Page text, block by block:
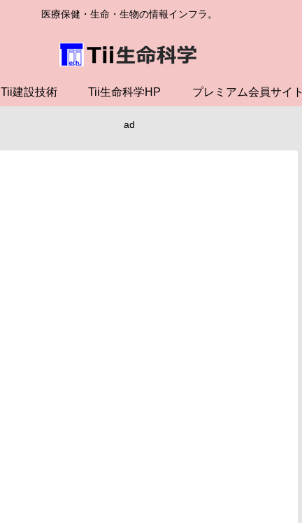
医療保健・生命・生物の情報インフラ。
Tii建設技術 Tii生命科学HP プレミアム会員サイト
ad